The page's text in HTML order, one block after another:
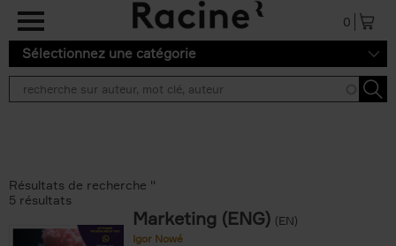
Aller au contenu principal
0
Sélectionnez une catégorie
Résultats de recherche ''
5 résultats
Marketing (ENG) (EN)
Igor Nowé